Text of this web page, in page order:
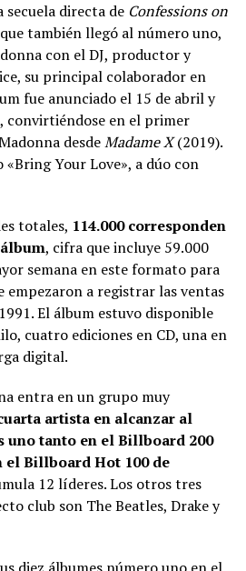
secuela directa de Confessions on
también llegó al número uno,
con el DJ, productor y
su principal colaborador en
fue anunciado el 15 de abril y
convirtiéndose en el primer
desdeMadame X(2019).
Your Love», a dúo con
totales, 114.000 corresponden
, cifra que incluye 59.000
semana en este formato para
empezaron a registrar las ventas
El álbum estuvo disponible
cuatro ediciones en CD, una en
digital.
entra en un grupo muy
artista en alcanzar al
uno tanto en el Billboard 200
el Billboard Hot 100 de
12 líderes. Los otros tres
club son The Beatles, Drake y